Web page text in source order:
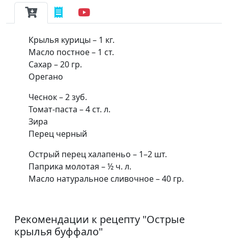
Крылья курицы – 1 кг.
Масло постное – 1 ст.
Сахар – 20 гр.
Орегано
Чеснок – 2 зуб.
Томат-паста – 4 ст. л.
Зира
Перец черный
Острый перец халапеньо – 1–2 шт.
Паприка молотая – ½ ч. л.
Масло натуральное сливочное – 40 гр.
Рекомендации к рецепту "Острые
крылья буффало"